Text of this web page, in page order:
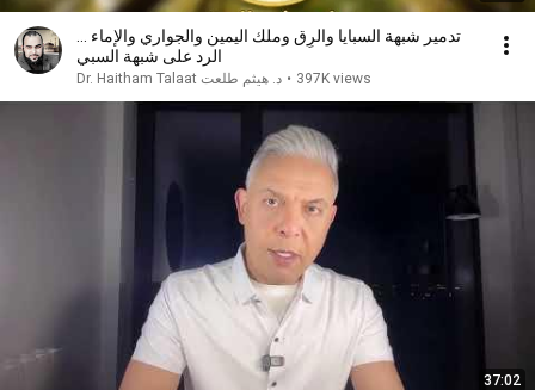
تدمير شبهة السبايا والرِق وملك اليمين والجواري والإماء ...
الرد على شبهة السبي
د. هيثم طلعت Dr. Haitham Talaat • 397K views
37:02